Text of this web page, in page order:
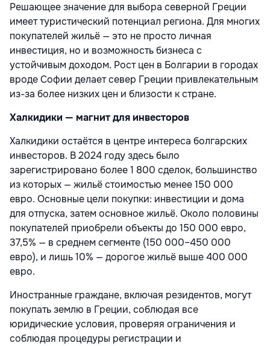
Решающее значение для выбора северной Греции
имеет туристический потенциал региона. Для многих
покупателей жильё — это не просто личная
инвестиция, но и возможность бизнеса с
устойчивым доходом. Рост цен в Болгарии в городах
вроде Софии делает север Греции привлекательным
из-за более низких цен и близости к стране.
Халкидики — магнит для инвесторов
Халкидики остаётся в центре интереса болгарских
инвесторов. В 2024 году здесь было
зарегистрировано более 1 800 сделок, большинство
из которых — жильё стоимостью менее 150 000
евро. Основные цели покупки: инвестиции и дома
для отпуска, затем основное жильё. Около половины
покупателей приобрели объекты до 150 000 евро,
37,5% — в среднем сегменте (150 000–450 000
евро), и лишь 10% — дорогое жильё выше 400 000
евро.
Иностранные граждане, включая резидентов, могут
покупать землю в Греции, соблюдая все
юридические условия, проверяя ограничения и
соблюдая процедуры регистрации и